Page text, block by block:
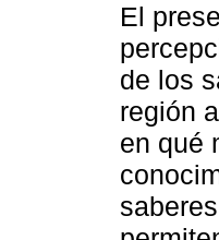
El
de los
región
en qué